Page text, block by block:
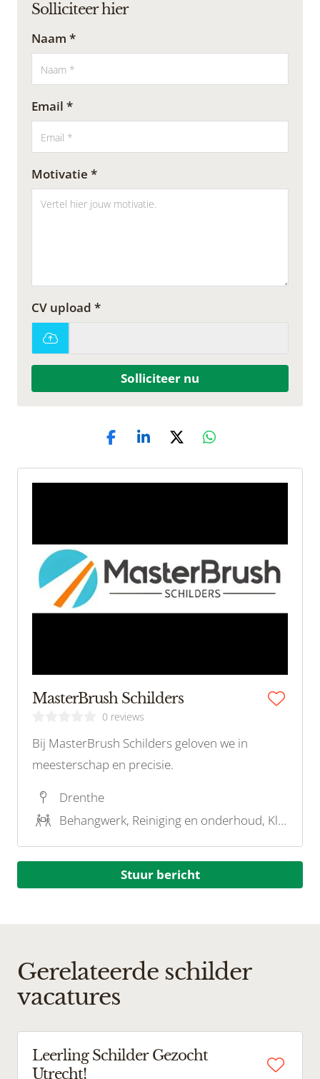
Solliciteer hier
Naam *
Email *
Motivatie *
CV upload *
Solliciteer nu
MasterBrush Schilders
0 reviews
Bij MasterBrush Schilders geloven we in
meesterschap en precisie.
Drenthe
Behangwerk, Reiniging en onderhoud, Kleuradvies
Stuur bericht
Gerelateerde schilder
vacatures
Leerling Schilder Gezocht
Utrecht!